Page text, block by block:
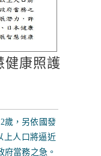
健康照護
歲，另依國發
上人口將逼近
府當務之急。